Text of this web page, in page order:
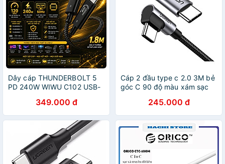
Dây cáp THUNDERBOLT 5
PD 240W WIWU C102 USB-
Bandwidth Boost | 8K/16K
60Hz | Chip E-Marker cho
Macbook / iPhone / iPad /
Laptop - Hàng nhập khẩu
349.000 đ
Cáp 2 đầu type c 2.0 3M bẻ
góc C 90 độ màu xám sạc
ra điện thoại Ugreen 80714
US255 Hàng Chính Hãng
245.000 đ